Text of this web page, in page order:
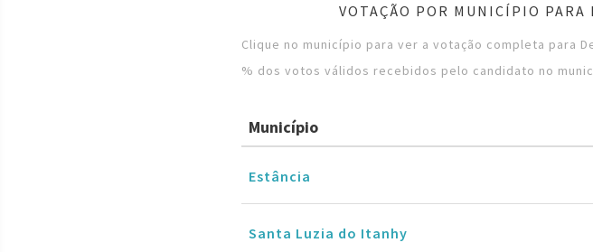
VOTAÇÃO POR MUNICÍPIO
Clique no município para ver a votação completa para
% dos votos válidos recebidos pelo candidato no
Município
Estância
Santa Luzia do Itanhy